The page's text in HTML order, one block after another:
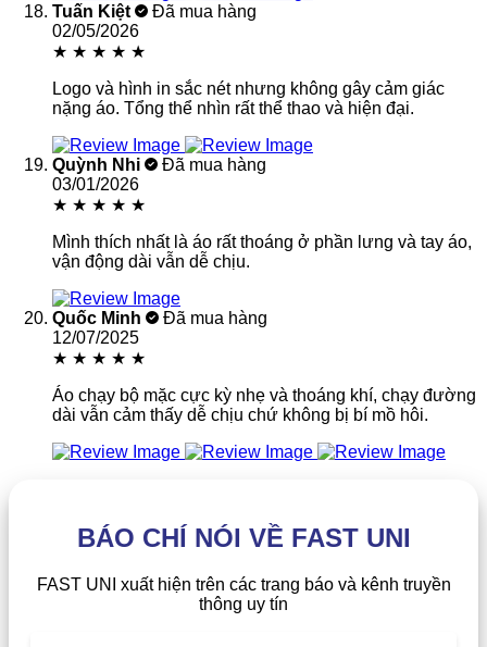
Tuấn Kiệt
Đã mua hàng
02/05/2026
★ ★ ★ ★ ★
Logo và hình in sắc nét nhưng không gây cảm giác
nặng áo. Tổng thể nhìn rất thể thao và hiện đại.
Quỳnh Nhi
Đã mua hàng
03/01/2026
★ ★ ★ ★ ★
Mình thích nhất là áo rất thoáng ở phần lưng và tay áo,
vận động dài vẫn dễ chịu.
Quốc Minh
Đã mua hàng
12/07/2025
★ ★ ★ ★ ★
Áo chạy bộ mặc cực kỳ nhẹ và thoáng khí, chạy đường
dài vẫn cảm thấy dễ chịu chứ không bị bí mồ hôi.
BÁO CHÍ NÓI VỀ FAST UNI
FAST UNI xuất hiện trên các trang báo và kênh truyền
thông uy tín